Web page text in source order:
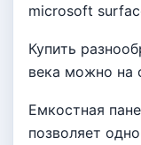
microsoft
Купить
века можно на
Емкостная
позволяет